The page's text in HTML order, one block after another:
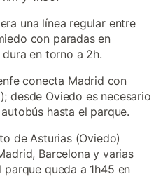
una línea regular entre
con paradas en
en torno a 2h.
conecta Madrid con
desde Oviedo es necesario
hasta el parque.
de Asturias (Oviedo)
Barcelona y varias
queda a 1h45 en